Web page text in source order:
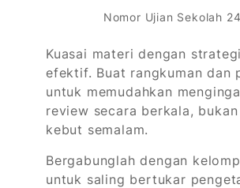
Nomor Ujian Sekolah
Kuasai materi dengan
efektif. Buat rangkuman dan
untuk memudahkan
review secara berkala,
kebut semalam.
Bergabunglah dengan
untuk saling bertukar